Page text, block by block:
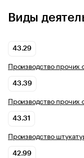
Виды
43.29
Производство
43.39
Производство
43.31
Производство
42.99